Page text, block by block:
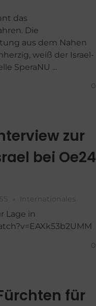
das
Die
aus dem Nahen
weiß der Israel-
SperaNU ...
0
zur
bei Oe24
Internationales
Lage in
0
für